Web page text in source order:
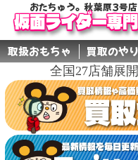
おたちゅう。秋葉原3号店
仮面ライダー専
取扱おもちゃ 買取のや
全国27店舗展